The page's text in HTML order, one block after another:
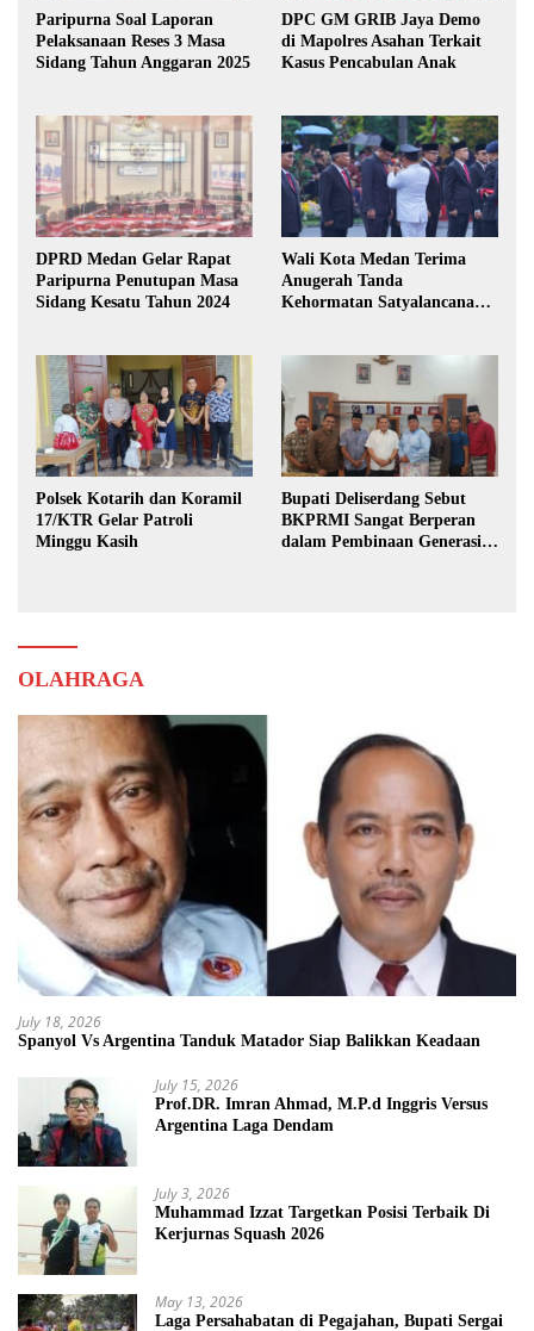
Paripurna Soal Laporan
Pelaksanaan Reses 3 Masa
Sidang Tahun Anggaran 2025
DPC GM GRIB Jaya Demo
di Mapolres Asahan Terkait
Kasus Pencabulan Anak
DPRD Medan Gelar Rapat
Paripurna Penutupan Masa
Sidang Kesatu Tahun 2024
Wali Kota Medan Terima
Anugerah Tanda
Kehormatan Satyalancana
Polsek Kotarih dan Koramil
17/KTR Gelar Patroli
Minggu Kasih
Bupati Deliserdang Sebut
BKPRMI Sangat Berperan
dalam Pembinaan Generasi
OLAHRAGA
July 18, 2026
Spanyol Vs Argentina Tanduk Matador Siap Balikkan Keadaan
July 15, 2026
Prof.DR. Imran Ahmad, M.P.d Inggris Versus
Argentina Laga Dendam
July 3, 2026
Muhammad Izzat Targetkan Posisi Terbaik Di
Kerjurnas Squash 2026
May 13, 2026
Laga Persahabatan di Pegajahan, Bupati Sergai